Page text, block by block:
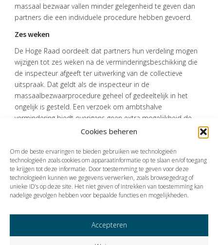
Cookies beheren
Om de beste ervaringen te bieden gebruiken we technologieën
technologieën zoals cookies om apparaatinformatie op te slaan en/of toegang
te krijgen tot deze informatie. Door toestemming te geven voor deze
technologieën kunnen we gegevens verwerken, zoals browsegedrag of
unieke ID’s op deze site. Het niet geven of intrekken van toestemming kan
nadelige gevolgen hebben voor bepaalde functies en mogelijkheden.
Accepteren
massaal bezwaar vallen minder gelegenheid te geven dan
partners die een individuele procedure hebben gevoerd.
Zes weken
De Hoge Raad oordeelt dat partners hun verdeling mogen
wijzigen tot zes weken na de verminderingsbeschikking die
de inspecteur afgeeft ter uitwerking van de collectieve
uitspraak. Dat geldt als de inspecteur in de
massaalbezwaarprocedure geheel of gedeeltelijk in het
ongelijk is gesteld. Een verzoek om ambtshalve
vermindering biedt overigens geen extra mogelijkheid de
verdeling alsnog te wijzigen.
Vorige Volgende